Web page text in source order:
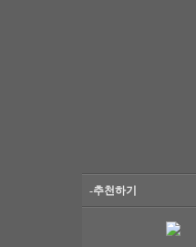
-추천하기